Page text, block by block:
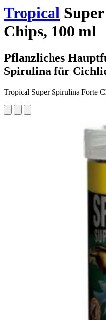
Tropical
Chips, 100 ml
Pflanzliches
Spirulina für
Tropical Super Spirulina Forte